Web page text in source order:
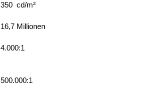
350 cd/m²
16,7 Millionen
4.000:1
500.000:1